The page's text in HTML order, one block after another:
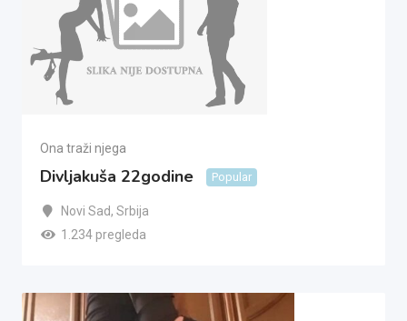
Ona traži njega
Divljakuša 22godine Popular
Novi Sad, Srbija
1.234 pregleda